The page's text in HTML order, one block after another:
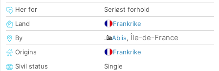
Her for
Seriøst forhold
Land
Frankrike
By
Ablis, Île-de-France
Origins
Frankrike
Sivil status
Single